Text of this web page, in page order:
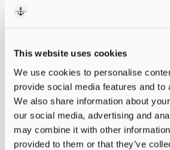
This website uses cookies
We use cookies to personalise
provide social media features and to
We also share information about
our social media, advertising and
may combine it with other
provided to them or that they’ve
Die Preise beginnen bei:
6,000kr
für 2 Nächte
(+Steuern und Gebühren)
Buchen